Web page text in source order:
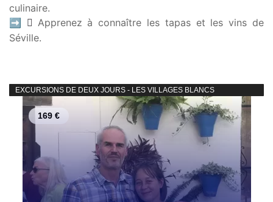
culinaire.
➡
Apprenez à connaître les tapas et les vins de
Séville.
EXCURSIONS DE DEUX JOURS - LES VILLAGES BLANCS
169 €